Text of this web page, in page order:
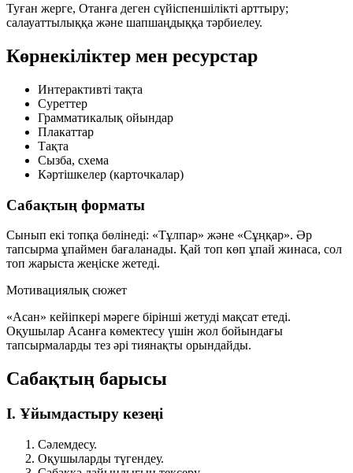
Туған жерге, Отанға деген сүйіспеншілікті арттыру;
салауаттылыққа және шапшаңдыққа тәрбиелеу.
Көрнекіліктер мен ресурстар
Интерактивті тақта
Суреттер
Грамматикалық ойындар
Плакаттар
Тақта
Сызба, схема
Кәртішкелер (карточкалар)
Сабақтың форматы
Сынып екі топқа бөлінеді: «Тұлпар» және «Сұңқар». Әр
тапсырма ұпаймен бағаланады. Қай топ көп ұпай жинаса, сол
топ жарыста жеңіске жетеді.
Мотивациялық сюжет
«Асан» кейіпкері мәреге бірінші жетуді мақсат етеді.
Оқушылар Асанға көмектесу үшін жол бойындағы
тапсырмаларды тез әрі тиянақты орындайды.
Сабақтың барысы
I. Ұйымдастыру кезеңі
Сәлемдесу.
Оқушыларды түгендеу.